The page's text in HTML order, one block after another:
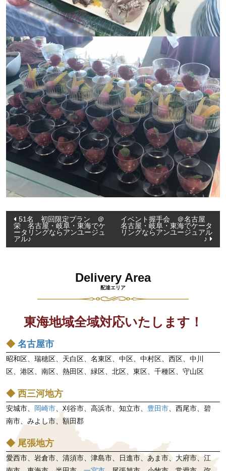
投
稿
ナ
51名 初回限定プラン ＠
栄 名古屋・岐阜・東海でケ
ータリングならアンユージュ
アル♪
イベント握手会 ＠名古屋
名古屋・岐阜・東海でケータ
リングならアンユージュアル
♪
Delivery Area
配達エリア
東海地域全域対応いたします！
◆ 名古屋市
昭和区、瑞穂区、天白区、名東区、中区、中村区、西区、中川
区、港区、南区、熱田区、緑区、北区、東区、千種区、守山区
◆ 西三河地方
安城市、 岡崎市 、刈谷市、高浜市、知立市、 豊田市 、西尾市、碧
南市、みよし市、額田郡
◆ 尾張地方
愛西市、岩倉市、清須市、津島市、日進市、あま市、大府市、江